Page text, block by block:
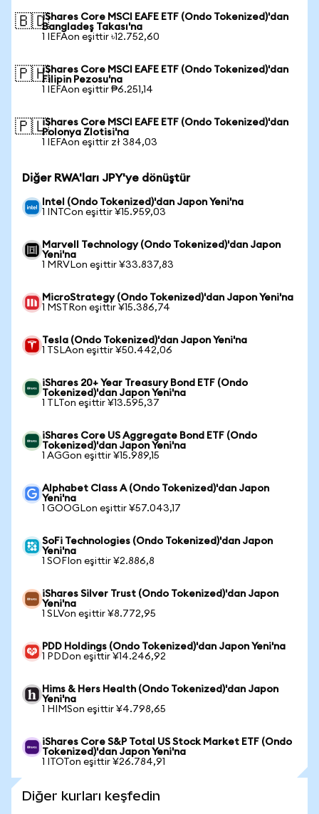
🇧🇩iShares Core MSCI EAFE ETF (Ondo Tokenized)'dan
Bangladeş Takası'na
1 IEFAon eşittir ৳12.752,60
🇵🇭iShares Core MSCI EAFE ETF (Ondo Tokenized)'dan
Filipin Pezosu'na
1 IEFAon eşittir ₱6.251,14
🇵🇱iShares Core MSCI EAFE ETF (Ondo Tokenized)'dan
Polonya Zlotisi'na
1 IEFAon eşittir zł 384,03
Diğer RWA'ları JPY'ye dönüştür
Intel (Ondo Tokenized)'dan Japon Yeni'na
1 INTCon eşittir ¥15.959,03
Marvell Technology (Ondo Tokenized)'dan Japon
Yeni'na
1 MRVLon eşittir ¥33.837,83
MicroStrategy (Ondo Tokenized)'dan Japon Yeni'na
1 MSTRon eşittir ¥15.386,74
Tesla (Ondo Tokenized)'dan Japon Yeni'na
1 TSLAon eşittir ¥50.442,06
iShares 20+ Year Treasury Bond ETF (Ondo
Tokenized)'dan Japon Yeni'na
1 TLTon eşittir ¥13.595,37
iShares Core US Aggregate Bond ETF (Ondo
Tokenized)'dan Japon Yeni'na
1 AGGon eşittir ¥15.989,15
Alphabet Class A (Ondo Tokenized)'dan Japon
Yeni'na
1 GOOGLon eşittir ¥57.043,17
SoFi Technologies (Ondo Tokenized)'dan Japon
Yeni'na
1 SOFIon eşittir ¥2.886,8
iShares Silver Trust (Ondo Tokenized)'dan Japon
Yeni'na
1 SLVon eşittir ¥8.772,95
PDD Holdings (Ondo Tokenized)'dan Japon Yeni'na
1 PDDon eşittir ¥14.246,92
Hims & Hers Health (Ondo Tokenized)'dan Japon
Yeni'na
1 HIMSon eşittir ¥4.798,65
iShares Core S&P Total US Stock Market ETF (Ondo
Tokenized)'dan Japon Yeni'na
1 ITOTon eşittir ¥26.784,91
Diğer kurları keşfedin